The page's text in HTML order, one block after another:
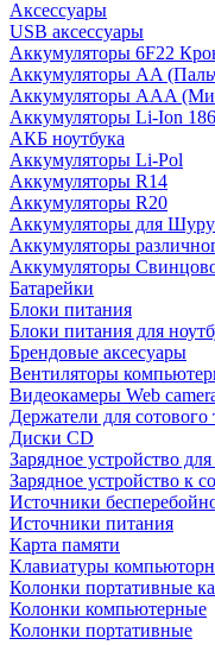
Аксессуары
USB аксессуары
Аккумуляторы 6F22
Аккумуляторы AA
Аккумуляторы AAA
Аккумуляторы Li-Ion
АКБ ноутбука
Аккумуляторы Li-Pol
Аккумуляторы R14
Аккумуляторы R20
Аккумуляторы для
Аккумуляторы
Аккумуляторы
Батарейки
Блоки питания
Блоки питания для
Брендовые аксесуары
Вентиляторы
Видеокамеры Web
Держатели для
Диски CD
Зарядное устройство
Зарядное устройство к
Источники
Источники питания
Карта памяти
Клавиатуры
Колонки портативные
Колонки компьютерные
Колонки портативные